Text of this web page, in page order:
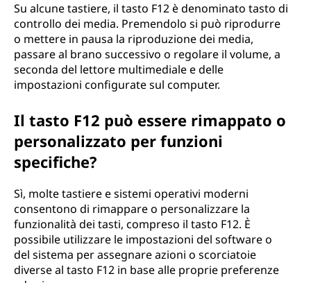
Su alcune tastiere, il tasto F12 è denominato tasto di
controllo dei media. Premendolo si può riprodurre
o mettere in pausa la riproduzione dei media,
passare al brano successivo o regolare il volume, a
seconda del lettore multimediale e delle
impostazioni configurate sul computer.
Il tasto F12 può essere rimappato o
personalizzato per funzioni
specifiche?
Sì, molte tastiere e sistemi operativi moderni
consentono di rimappare o personalizzare la
funzionalità dei tasti, compreso il tasto F12. È
possibile utilizzare le impostazioni del software o
del sistema per assegnare azioni o scorciatoie
diverse al tasto F12 in base alle proprie preferenze